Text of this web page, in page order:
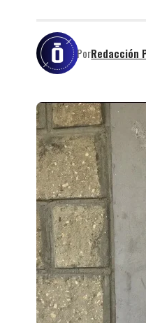
PorRedacción